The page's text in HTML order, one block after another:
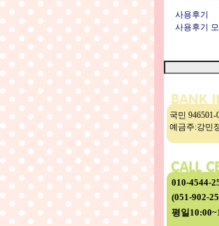
사용후기
사용후기
국민 946501-
예금주:강민
010-4544-
(051-902-
평일